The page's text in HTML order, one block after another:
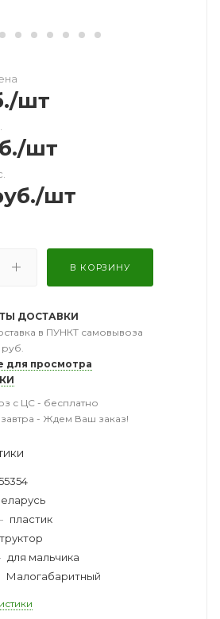
/шт
/шт
/шт
В КОРЗИНУ
ДОСТАВКИ
в ПУНКТ самовывоза
для просмотра
с ЦС - бесплатно
завтра - Ждем Ваш заказ!
пластик
для мальчика
Малогабаритный